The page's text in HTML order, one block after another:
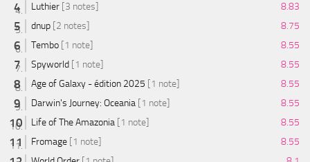
Luthier [3 notes]
8.83
dnup [2 notes]
8.75
Tembo [1 note]
8.55
Spyworld [1 note]
8.55
Age of Galaxy - édition 2025 [1 note]
8.55
Darwin's Journey: Oceania [1 note]
8.55
Life of The Amazonia [1 note]
8.55
Fromage [1 note]
8.55